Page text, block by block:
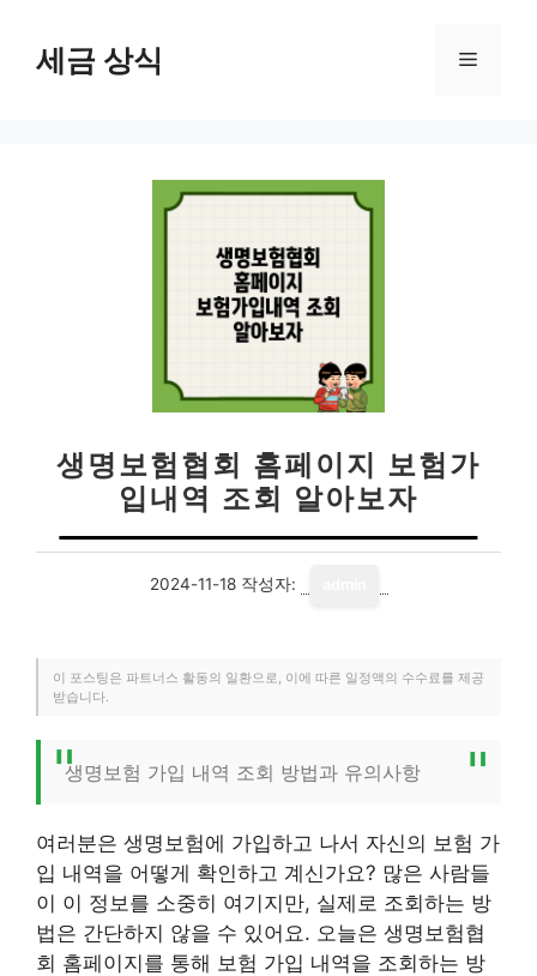
세금 상식 메
생명보험협회 홈페이지 보험가
입내역 조회 알아보자
2024-11-18 작성자:
이 포스팅은 파트너스 활동의 일환으로, 이에 따른 일정액의 수수료를 제공
받습니다.
생명보험 가입 내역 조회 방법과 유의사항
여러분은 생명보험에 가입하고 나서 자신의 보험 가
입 내역을 어떻게 확인하고 계신가요? 많은 사람들
이 이 정보를 소중히 여기지만, 실제로 조회하는 방
법은 간단하지 않을 수 있어요. 오늘은 생명보험협
회 홈페이지를 통해 보험 가입 내역을 조회하는 방